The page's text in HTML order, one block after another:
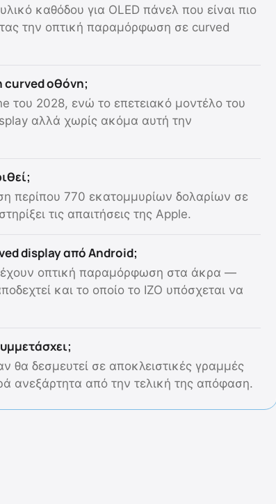
καθόδου για OLED πάνελ που είναι πιο
την οπτική παραμόρφωση σε curved
curved οθόνη;
του 2028, ενώ το επετειακό μοντέλο του
αλλά χωρίς ακόμα αυτή την
περίπου 770 εκατομμυρίων δολαρίων σε
τις απαιτήσεις της Apple.
display από Android;
οπτική παραμόρφωση στα άκρα —
και το οποίο το IZO υπόσχεται να
θα δεσμευτεί σε αποκλειστικές γραμμές
ανεξάρτητα από την τελική της απόφαση.